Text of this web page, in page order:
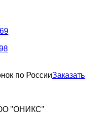
по РоссииЗаказать
"ОНИКС"